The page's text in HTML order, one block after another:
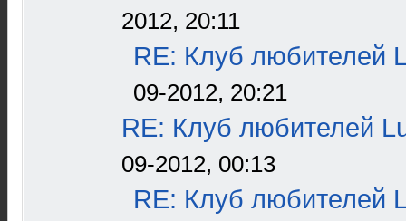
2012, 20:11
RE: Клуб любителей
09-2012, 20:21
RE: Клуб любителей
09-2012, 00:13
RE: Клуб любителей